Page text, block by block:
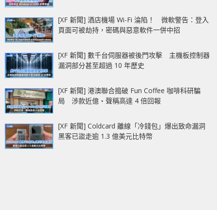
[XF 新聞] 酒店機場 Wi-Fi 淪陷！ 微軟警告：登入
頁面可被劫持，密碼與惡意軟件一併中招
[XF 新聞] 數千台伺服器被後門攻擊 主機板控制器
漏洞部分甚至超過 10 年歷史
[XF 新聞] 港澳聯合搗破 Fun Coffee 咖啡科研騙
局 涉款近億‧聲稱高達 4 倍回報
[XF 新聞] Coldcard 離線「冷錢包」爆出致命漏洞
黑客已盜走逾 1.3 億美元比特幣